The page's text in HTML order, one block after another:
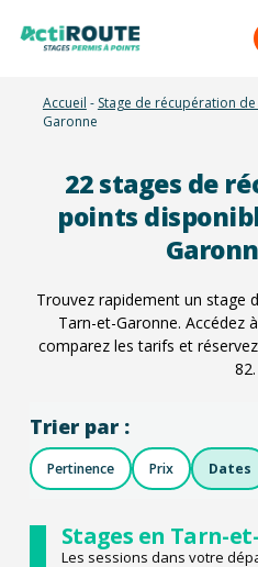
Accueil - Stage de récupération
Garonne
22stages de
points
Trouvez rapidement un stage
Tarn-et-Garonne. Accédez à
comparez les tarifs et
82.
Trier par :
Pertinence Prix Dates
Stages en Tarn-
Les sessions dans votre